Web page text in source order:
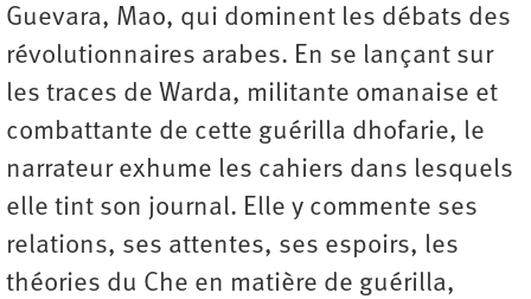
Guevara, Mao, qui dominent les débats des
révolutionnaires arabes. En se lançant sur
les traces de Warda, militante omanaise et
combattante de cette guérilla dhofarie, le
narrateur exhume les cahiers dans lesquels
elle tint son journal. Elle y commente ses
relations, ses attentes, ses espoirs, les
théories du Che en matière de guérilla,